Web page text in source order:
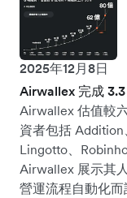
2025年12月8日
Airwallex 完成
Airwallex 估值較
資者包括 Addition
Lingotto、
Airwallex 展示其
營運流程自動化